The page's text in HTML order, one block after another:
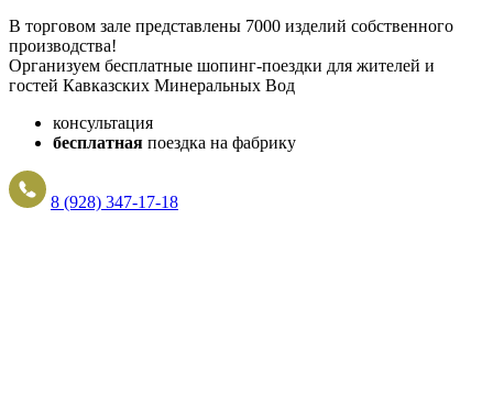
В торговом зале представлены 7000 изделий собственного
производства!
Организуем бесплатные шопинг-поездки для жителей и
гостей Кавказских Минеральных Вод
консультация
бесплатная поездка на фабрику
8 (928) 347-17-18